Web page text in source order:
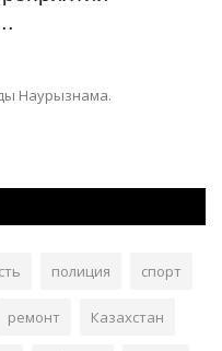
Наурызнама.
полиция спорт
ремонт Казахстан